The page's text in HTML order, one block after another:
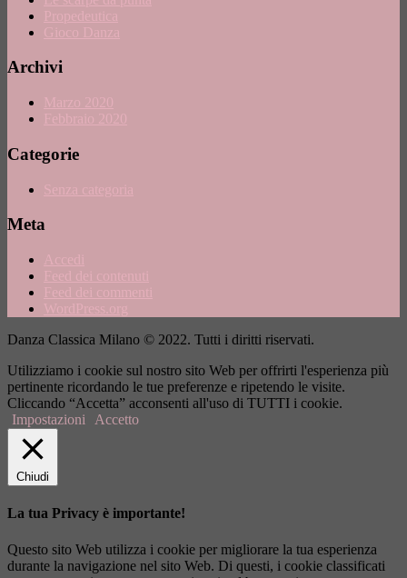
Propedeutica
Gioco Danza
Archivi
Marzo 2020
Febbraio 2020
Categorie
Senza categoria
Meta
Accedi
Feed dei contenuti
Feed dei commenti
WordPress.org
Danza Classica Milano © 2022. Tutti i diritti riservati.
Utilizziamo i cookie sul nostro sito Web per offrirti l'esperienza più
pertinente ricordando le tue preferenze e ripetendo le visite.
Cliccando “Accetta” acconsenti all'uso di TUTTI i cookie.
Impostazioni
Accetto
Chiudi
La tua Privacy è importante!
Questo sito Web utilizza i cookie per migliorare la tua esperienza
durante la navigazione nel sito Web. Di questi, i cookie classificati